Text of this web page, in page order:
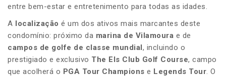
entre bem-estar e entretenimento para todas as idades.
A
localização é um dos ativos mais marcantes deste
condomínio: próximo da marina de Vilamoura e de
campos de golfe de classe mundial , incluindo o
prestigiado e exclusivo The Els Club Golf Course, campo
que acolherá o PGA Tour Champions e Legends Tour. O